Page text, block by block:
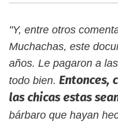
"Y, entre otros
Muchachas, este
años. Le pagaron a
todo bien. Entonces,
las chicas estas
bárbaro que hayan